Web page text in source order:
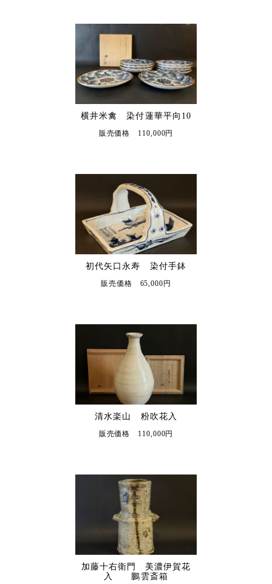
横井米禽 染付蓮華平向10
販売価格 110,000円
初代矢口永寿 染付手鉢
販売価格 65,000円
清水楽山 粉吹花入
販売価格 110,000円
加藤十右衛門 美濃伊賀花
入 鵬雲斎箱